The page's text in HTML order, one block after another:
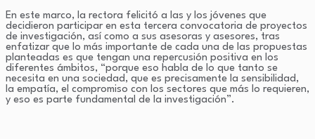
En este marco, la rectora felicitó a las y los jóvenes que
decidieron participar en esta tercera convocatoria de proyectos
de investigación, así como a sus asesoras y asesores, tras
enfatizar que lo más importante de cada una de las propuestas
planteadas es que tengan una repercusión positiva en los
diferentes ámbitos, “porque eso habla de lo que tanto se
necesita en una sociedad, que es precisamente la sensibilidad,
la empatía, el compromiso con los sectores que más lo requieren,
y eso es parte fundamental de la investigación”.